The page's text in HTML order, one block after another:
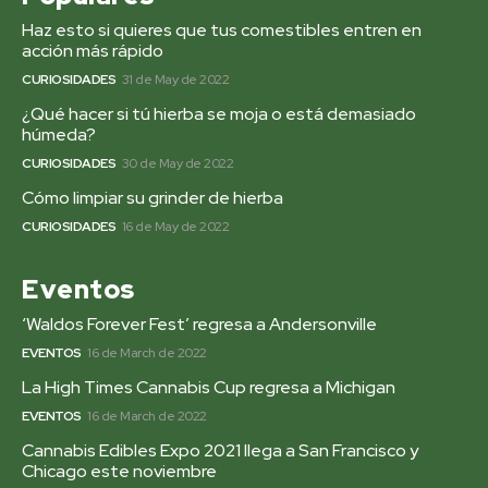
Haz esto si quieres que tus comestibles entren en
acción más rápido
CURIOSIDADES 31 de May de 2022
¿Qué hacer si tú hierba se moja o está demasiado
húmeda?
CURIOSIDADES 30 de May de 2022
Cómo limpiar su grinder de hierba
CURIOSIDADES 16 de May de 2022
Eventos
‘Waldos Forever Fest’ regresa a Andersonville
EVENTOS 16 de March de 2022
La High Times Cannabis Cup regresa a Michigan
EVENTOS 16 de March de 2022
Cannabis Edibles Expo 2021 llega a San Francisco y
Chicago este noviembre